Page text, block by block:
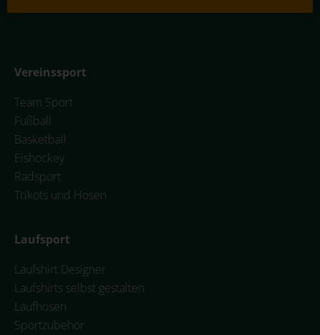
Vereinssport
Team Sport
Fußball
Basketball
Eishockey
Radsport
Trikots und Hosen
Laufsport
Laufshirt Designer
Laufshirts selbst gestalten
Laufhosen
Sportzubehör